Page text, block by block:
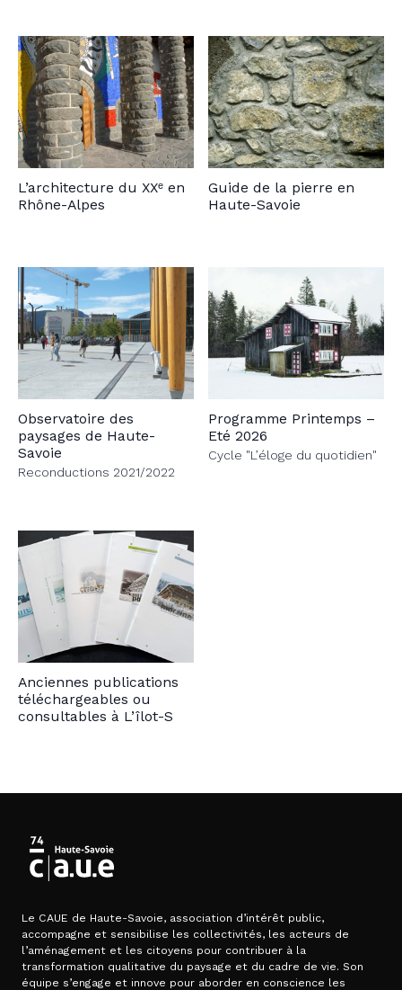
L’architecture du XXᵉ en
Rhône-Alpes
Guide de la pierre en
Haute-Savoie
Observatoire des
paysages de Haute-
Savoie
Reconductions 2021/2022
Programme Printemps –
Eté 2026
Cycle "L’éloge du quotidien"
Anciennes publications
téléchargeables ou
consultables à L’îlot-S
Le CAUE de Haute-Savoie, association d’intérêt public,
accompagne et sensibilise les collectivités, les acteurs de
l’aménagement et les citoyens pour contribuer à la
transformation qualitative du paysage et du cadre de vie. Son
équipe s’engage et innove pour aborder en conscience les